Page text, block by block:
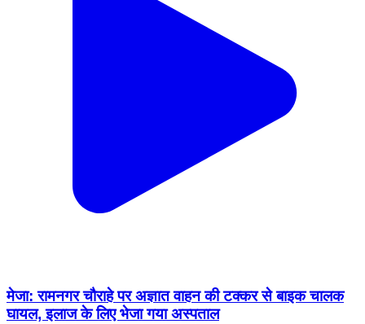
मेजा: रामनगर चौराहे पर अज्ञात वाहन की टक्कर से बाइक चालक
घायल, इलाज के लिए भेजा गया अस्पताल